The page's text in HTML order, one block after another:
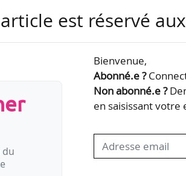
produit. C’est la
des instituts de recherche…
est réservé
du
Bienvenue,
Abonné.e ?
Non abonné.e ?
en saisissant votre